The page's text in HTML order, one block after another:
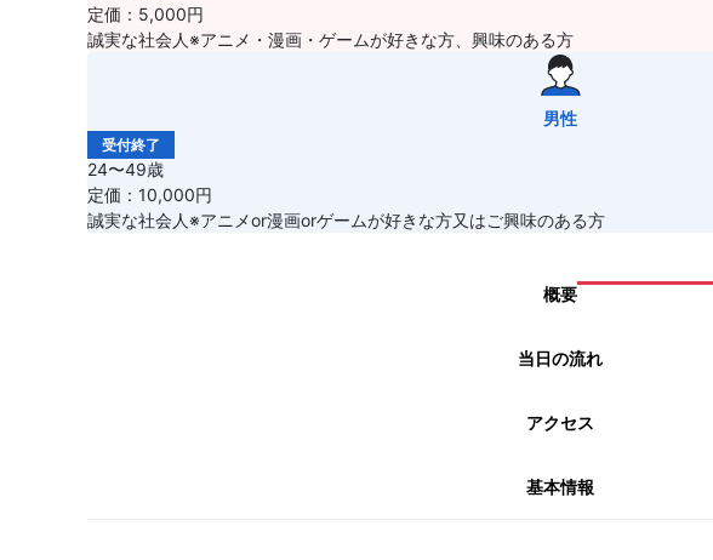
定価：5,000円
誠実な社会人※アニメ・漫画・ゲームが好きな方、興味のある方
男性
受付終了
24〜49歳
定価：10,000円
誠実な社会人※アニメor漫画orゲームが好きな方又はご興味のある方
概要
当日の流れ
アクセス
基本情報